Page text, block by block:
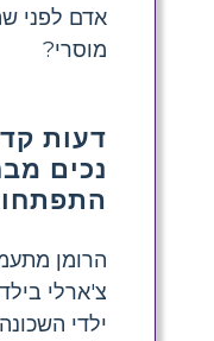
אדם לפני
מוסרי?
דעות
נכים
הרומן
צ'ארלי
ילדי